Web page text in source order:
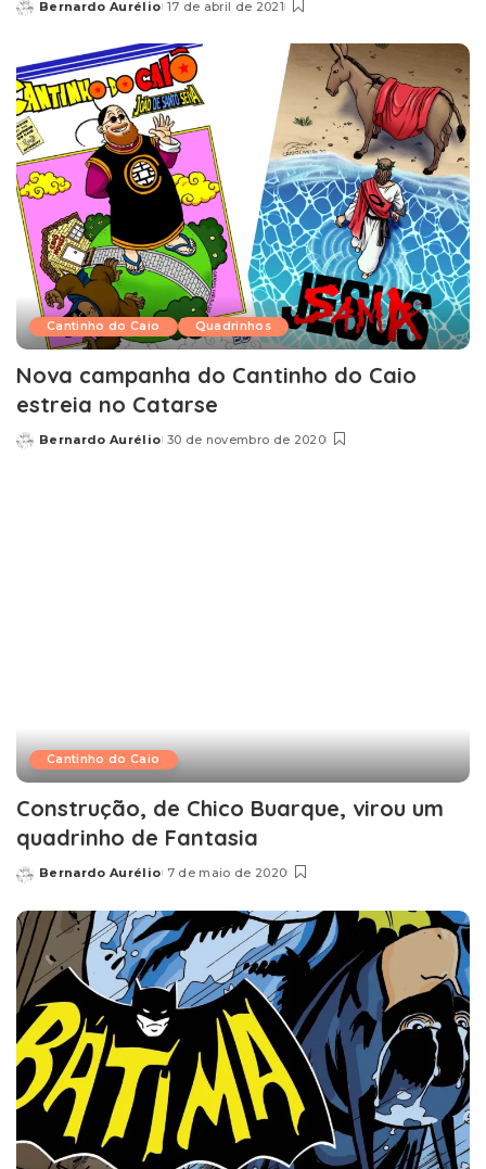
Posted
Bernardo Aurélio 17 de abril de 2021
Cantinho do Caio Quadrinhos
Nova campanha do Cantinho do Caio
estreia no Catarse
Posted
Bernardo Aurélio 30 de novembro de 2020
Cantinho do Caio
Construção, de Chico Buarque, virou um
quadrinho de Fantasia
Posted
Bernardo Aurélio 7 de maio de 2020